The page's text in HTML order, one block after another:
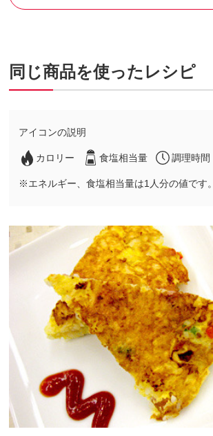
同じ商品を使ったレシピ
アイコンの説明
カロリー 食塩相当量 調理時間
※エネルギー、食塩相当量は1人分の値です。